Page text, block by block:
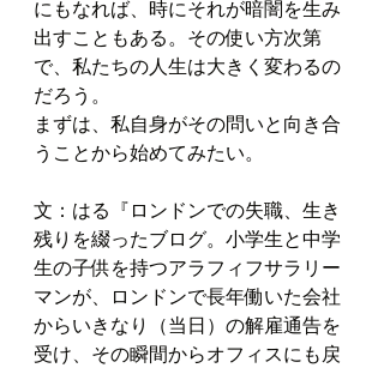
にもなれば、時にそれが暗闇を生み
出すこともある。その使い方次第
で、私たちの人生は大きく変わるの
だろう。
まずは、私自身がその問いと向き合
うことから始めてみたい。
文：はる『ロンドンでの失職、生き
残りを綴ったブログ。 小学生と中学
生の子供を持つアラフィフサラリー
マンが、ロンドンで長年働いた会社
からいきなり（当日）の解雇通告を
受け、その瞬間からオフィスにも戻